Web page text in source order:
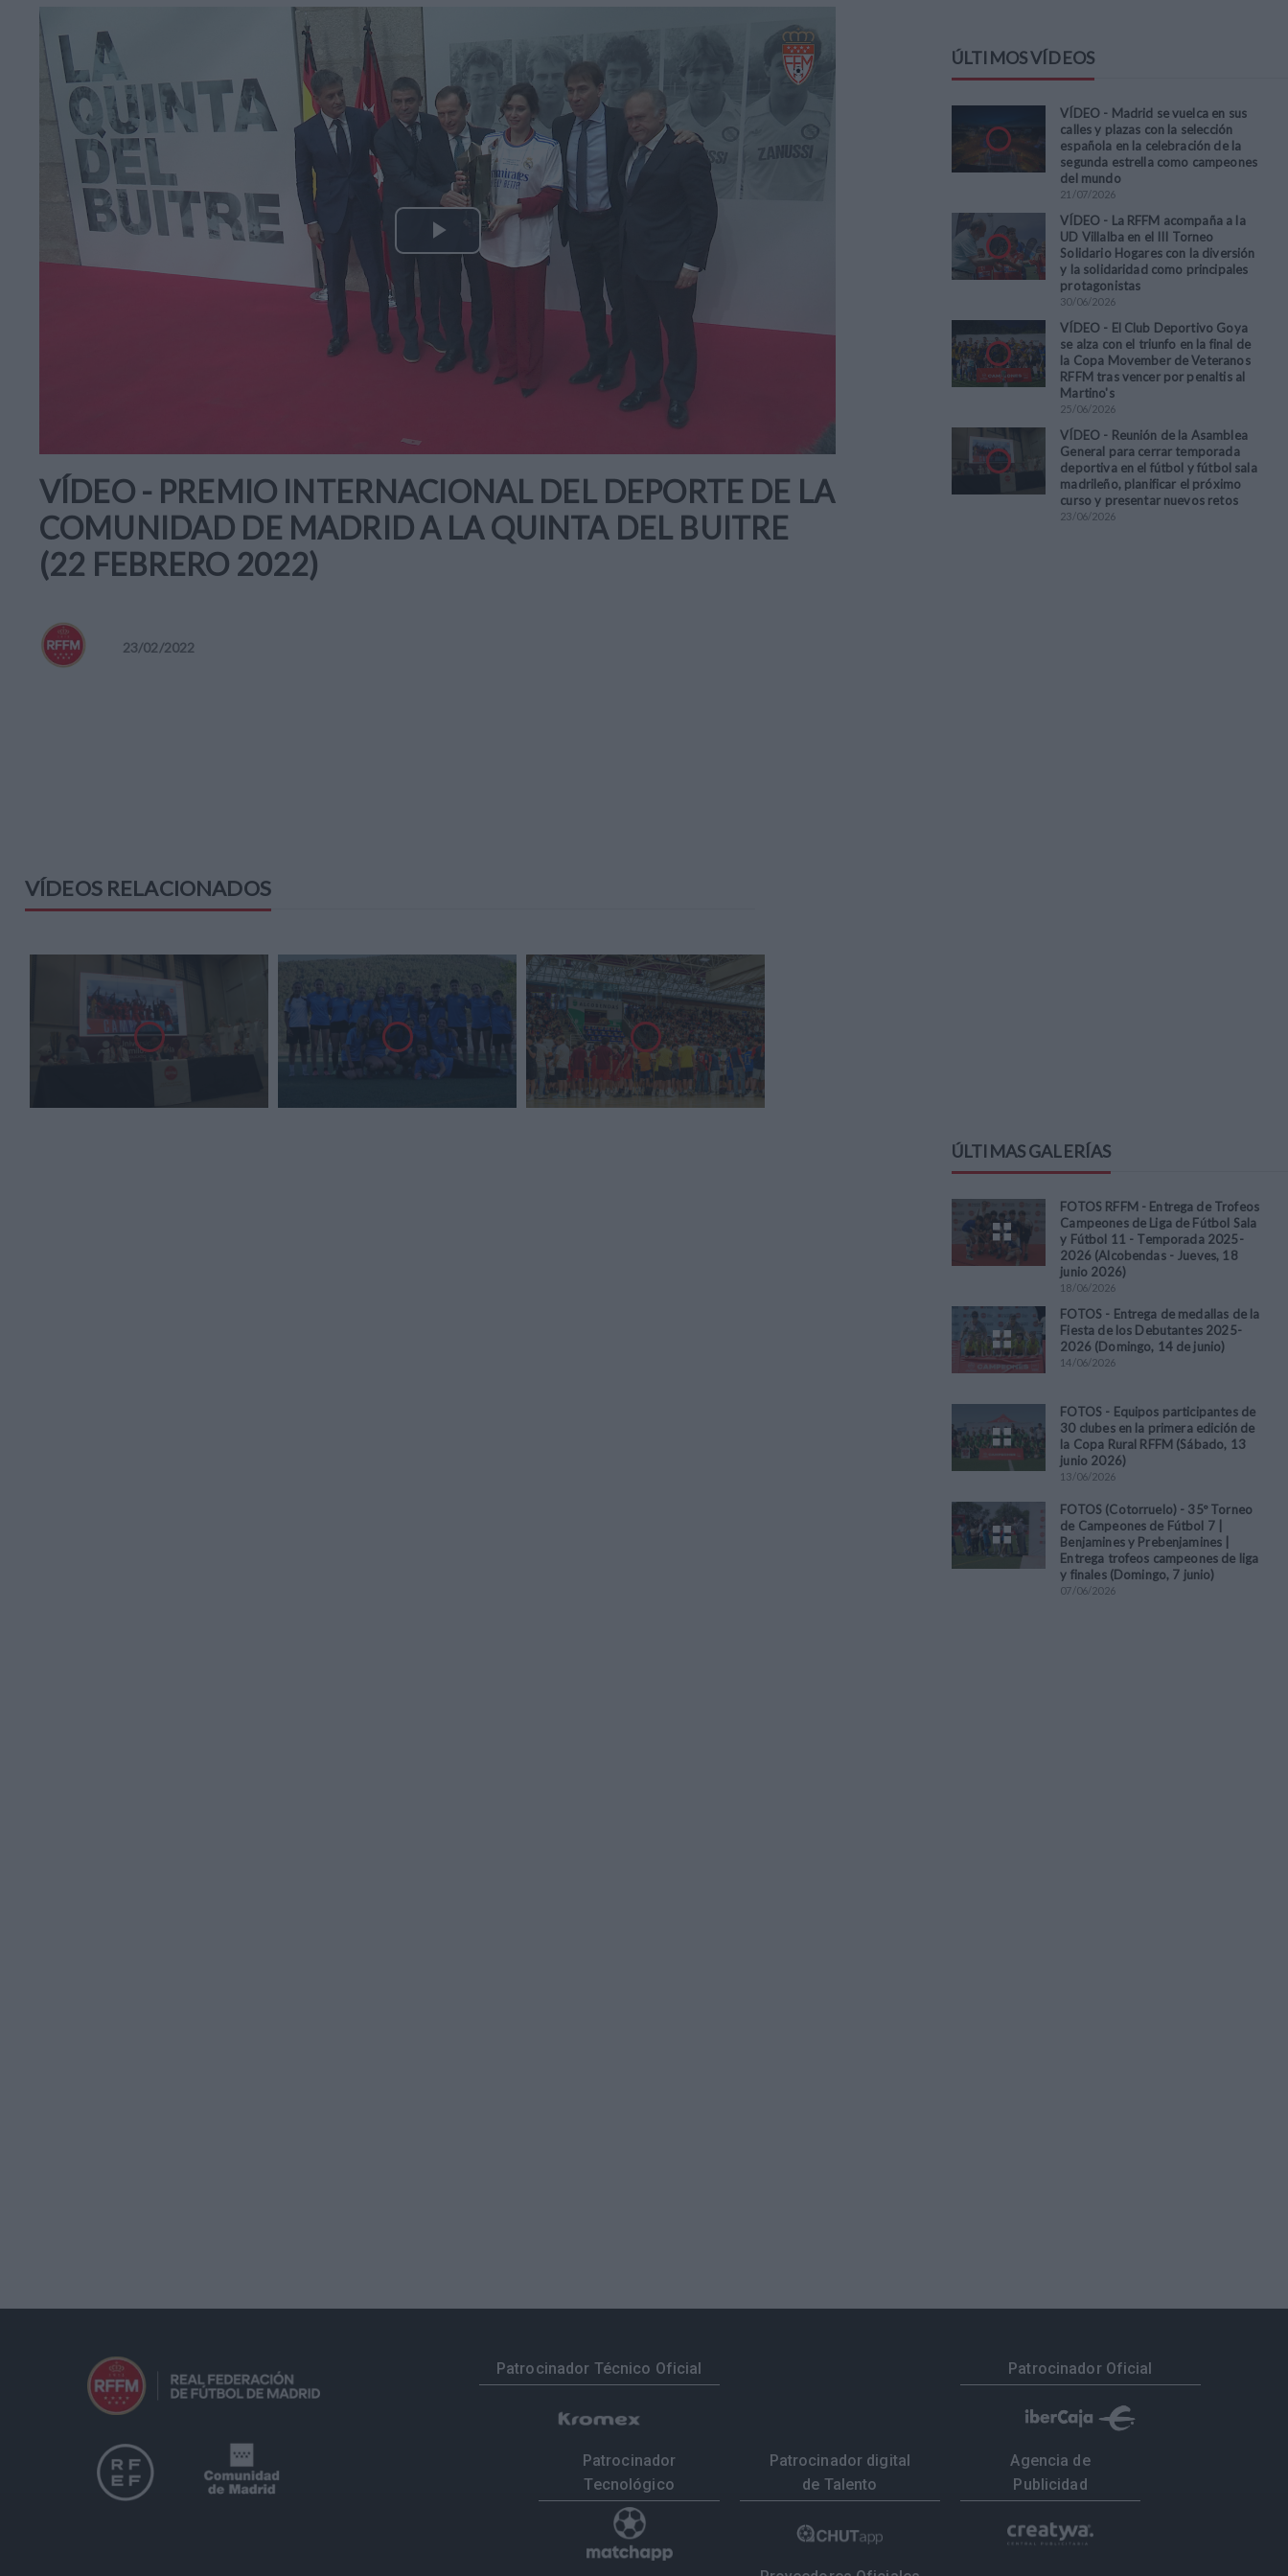
Play
Video
VÍDEO - PREMIO INTERNACIONAL DEL DEPORTE DE LA
COMUNIDAD DE MADRID A LA QUINTA DEL BUITRE
(22 FEBRERO 2022)
23/02/2022
VÍDEOS RELACIONADOS
ÚLTIMOS VÍDEOS
VÍDEO - Madrid se vuelca en sus
calles y plazas con la selección
española en la celebración de la
segunda estrella como campeones
del mundo
21 /07/2026
VÍDEO - La RFFM acompaña a la
UD Villalba en el III Torneo
Solidario Hogares con la diversión
y la solidaridad como principales
protagonistas
30/06/2026
VÍDEO - El Club Deportivo Goya
se alza con el triunfo en la final de
la Copa Movember de Veteranos
RFFM tras vencer por penaltis al
Martino's
25/06/2026
VÍDEO - Reunión de la Asamblea
General para cerrar temporada
deportiva en el fútbol y fútbol sala
madrileño, planificar el próximo
curso y presentar nuevos retos
23/06/2026
ÚLTIMAS GALERÍAS
FOTOS RFFM - Entrega de Trofeos
Campeones de Liga de Fútbol Sala
y Fútbol 11 - Temporada 2025-
2026 (Alcobendas - Jueves, 18
junio 2026)
18/06/2026
FOTOS - Entrega de medallas de la
Fiesta de los Debutantes 2025-
2026 (Domingo, 14 de junio)
14/06/2026
FOTOS - Equipos participantes de
30 clubes en la primera edición de
la Copa Rural RFFM (Sábado, 13
junio 2026)
13/06/2026
FOTOS (Cotorruelo) - 35º Torneo
de Campeones de Fútbol 7 |
Benjamines y Prebenjamines |
Entrega trofeos campeones de liga
y finales (Domingo, 7 junio)
07/06/2026
Patrocinador Técnico Oficial Patrocinador Oficial
Patrocinador
Tecnológico
Patrocinador digital
de Talento
Agencia de
Publicidad